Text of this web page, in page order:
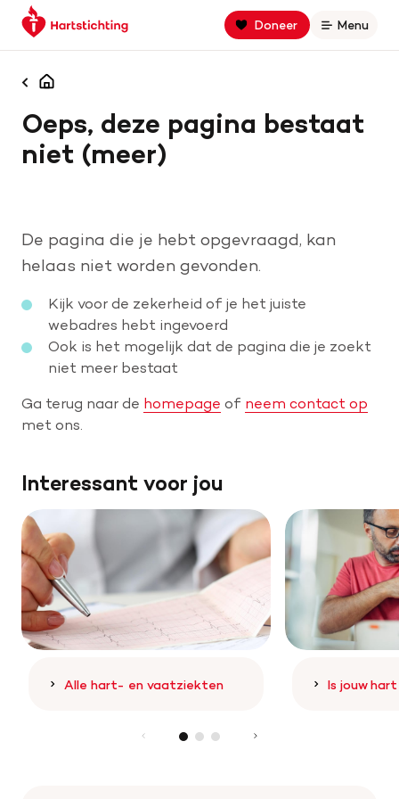
Spring
naar
Spring
naar
navigatie
Keer
terug
de
Doneer
Open
Menu
Zoek binnen hartstichting.nl
Zoeken
Home
Oorzaken
Is jouw hart gezond?
Help mee met geld
Leven met
Wetenschappelijk onderzoek
Doneer
Homepagina
Oeps, deze pagina bestaat
niet (meer)
De pagina die je hebt opgevraagd, kan
helaas niet worden gevonden.
Kijk voor de zekerheid of je het juiste
webadres hebt ingevoerd
Ook is het mogelijk dat de pagina die je zoekt
niet meer bestaat
Ga terug naar de homepage of neem contact op
met ons.
Interessant voor jou
Alle hart- en vaatziekten Is jouw